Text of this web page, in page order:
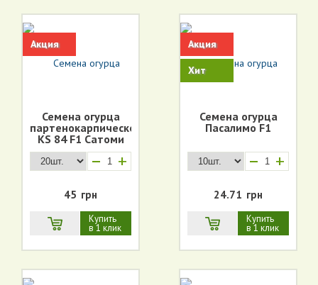
Акция
Семена огурца
партенокарпического
KS 84 F1 Сатоми
+
45 грн
Купить
в 1 клик
Акция
Хит
Семена огурца
Пасалимо F1
+
24.71 грн
Купить
в 1 клик